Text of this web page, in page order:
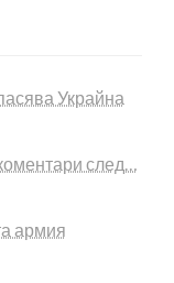
Украйна
след…
армия